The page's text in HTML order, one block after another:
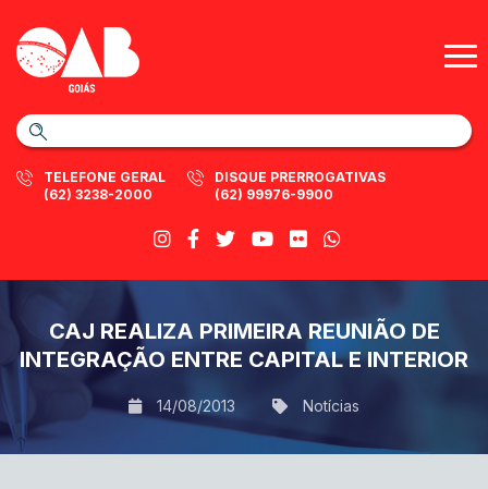
TELEFONE GERAL
(62) 3238-2000
DISQUE PRERROGATIVAS
(62) 99976-9900
CAJ REALIZA PRIMEIRA REUNIÃO DE
INTEGRAÇÃO ENTRE CAPITAL E INTERIOR
14/08/2013 Notícias